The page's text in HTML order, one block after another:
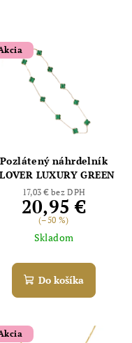
Pozlátený náhrdelník
LUXURY GREEN
17,03 € bez DPH
20,95 €
(–50 %)
Skladom
Do košíka